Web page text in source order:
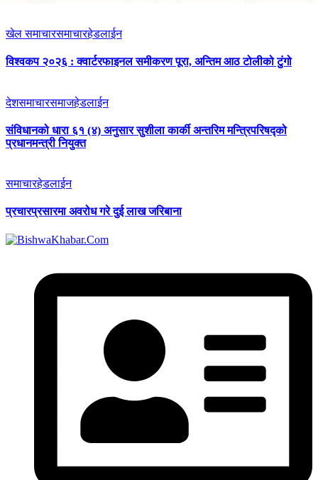
खेल समाचारसमाचारहेडलाईन
विश्वकप २०२६ : क्वार्टरफाइनल समीकरण पूरा, अन्तिम आठ टोलीको टुंगो
देशसमाचारसमाजहेडलाईन
संविधानको धारा ६१ (४) अनुसार सुशीला कार्की अन्तरिम मन्त्रिपरिषद्को
प्रधानमन्त्री नियुक्त
समाचारहेडलाईन
प्रचारप्रसारमा अवरोध गरे दुई लाख जरिबाना